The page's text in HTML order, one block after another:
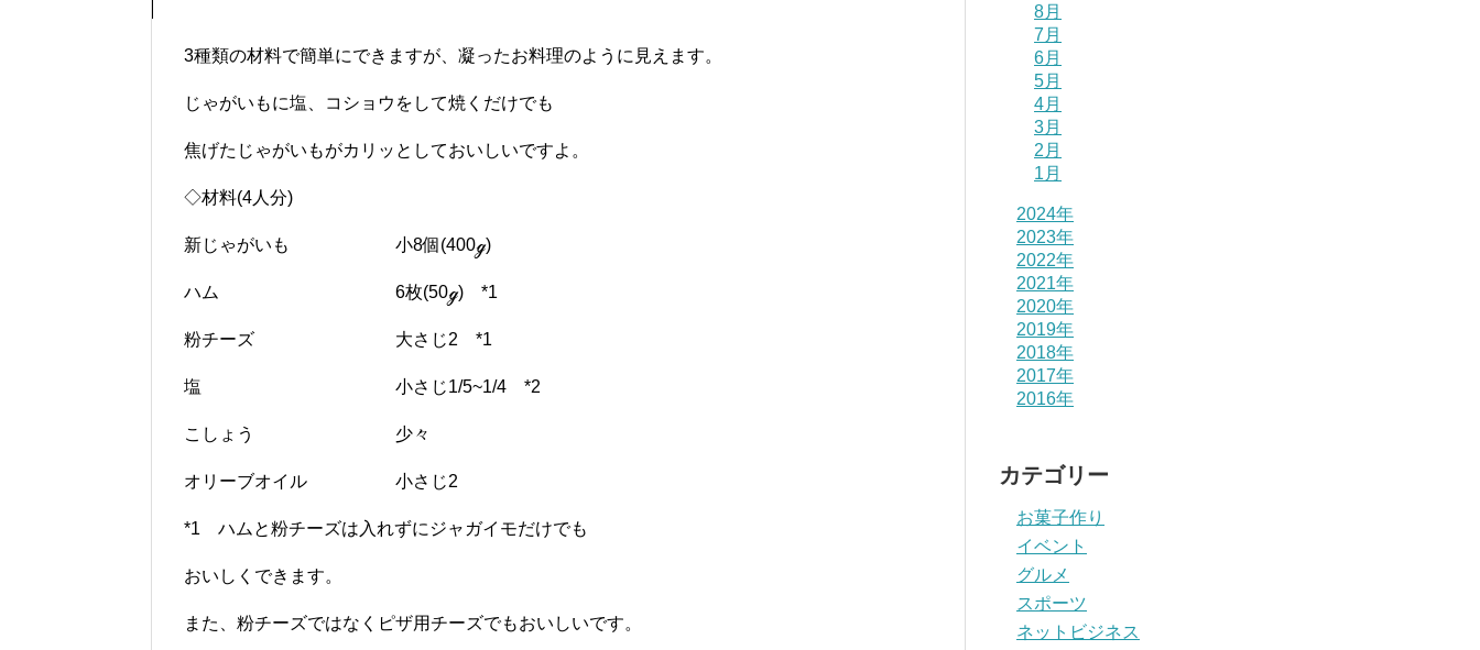
3種類の材料で簡単にできますが、凝ったお料理のように見えます。
じゃがいもに塩、コショウをして焼くだけでも
焦げたじゃがいもがカリッとしておいしいですよ。
◇材料(4人分)
新じゃがいも 小8個(400ℊ)
ハム 6枚(50ℊ) *1
粉チーズ 大さじ2 *1
塩 小さじ1/5~1/4 *2
こしょう 少々
オリーブオイル 小さじ2
*1 ハムと粉チーズは入れずにジャガイモだけでも
おいしくできます。
また、粉チーズではなくピザ用チーズでもおいしいです。
8月
7月
6月
5月
4月
3月
2月
1月
2024年
2023年
2022年
2021年
2020年
2019年
2018年
2017年
2016年
カテゴリー
お菓子作り
イベント
グルメ
スポーツ
ネットビジネス